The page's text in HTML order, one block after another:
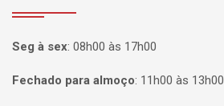
Seg à sex: 08h00 às 17h00
Fechado para almoço: 11h00 às 13h00